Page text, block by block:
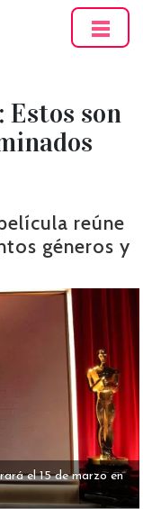
Estos son
reúne
géneros y
el 15 de marzo en